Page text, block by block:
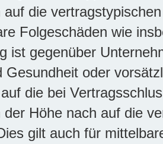
auf die
Folgeschäden wie
ist gegenüber
Gesundheit oder
die bei
der Höhe nach auf die
gilt auch für